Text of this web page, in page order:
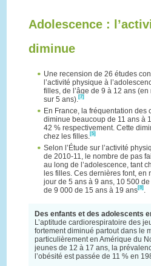
Adolescence :
diminue
Une recension de 26 études
l’activité physique à
filles, de l’âge de 9 à 12 ans
sur 5 ans). [7]
En France, la fréquentation des
diminue beaucoup de 11 ans à
42 % respectivement. Cette
chez les filles. [5]
Selon l’Étude sur l’activité
de 2010-11, le nombre de pas
au long de l’adolescence, tant
les filles. Ces dernières font, en
jour de 5 ans à 9 ans, 10 500
de 9 000 de 15 ans à 19 ans[8] .
Des enfants et des adolescents
L’aptitude cardiorespiratoire des
fortement diminué partout dans le
particulièrement en Amérique du
jeunes de 12 à 17 ans, la
l’obésité est passée de 11 % en